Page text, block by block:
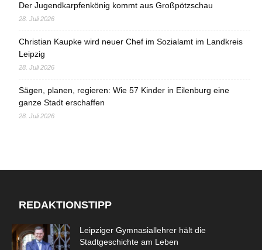
Der Jugendkarpfenkönig kommt aus Großpötzschau
28. Juli 2026
Christian Kaupke wird neuer Chef im Sozialamt im Landkreis
Leipzig
28. Juli 2026
Sägen, planen, regieren: Wie 57 Kinder in Eilenburg eine
ganze Stadt erschaffen
28. Juli 2026
REDAKTIONSTIPP
Leipziger Gymnasiallehrer hält die
Stadtgeschichte am Leben